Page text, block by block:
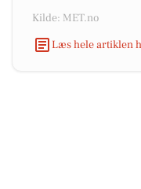
Kilde: MET.no
Læs hele artiklen